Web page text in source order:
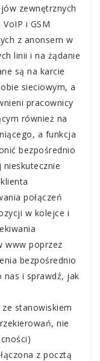
zewnętrznych
i GSM
z anonsem w
linii i na żądanie
są na karcie
sieciowym, a
pracownicy
również na
a funkcja
bezpośrednio
połączeń
w kolejce i
www poprzez
bezpośrednio
nas i sprawdź, jak
stanowiskiem
nie
z pocztą